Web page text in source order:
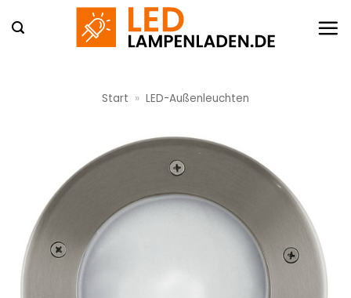
Inhalt
Start » LED-Außenleuchten